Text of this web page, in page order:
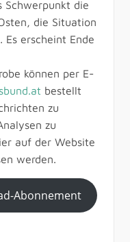
Schwerpunkt die
die Situation
Es erscheint Ende
können per E-
bestellt
zu
zu
auf der Website
werden.
Abonnement